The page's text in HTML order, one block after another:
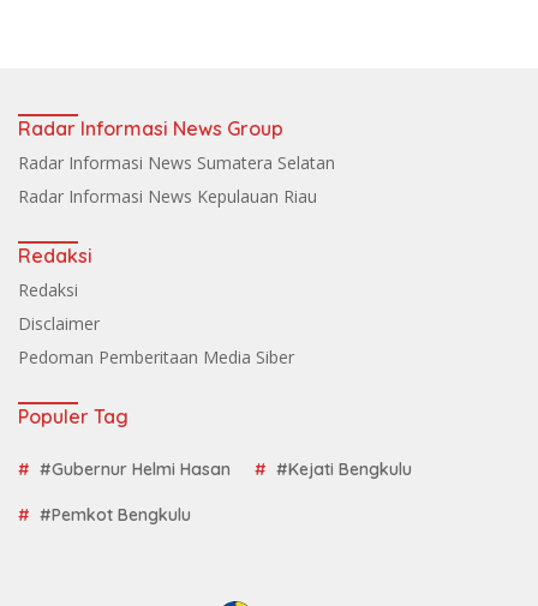
Radar Informasi News Group
Radar Informasi News Sumatera Selatan
Radar Informasi News Kepulauan Riau
Redaksi
Redaksi
Disclaimer
Pedoman Pemberitaan Media Siber
Populer Tag
#Gubernur Helmi Hasan #Kejati Bengkulu
#Pemkot Bengkulu